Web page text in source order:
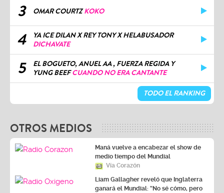
3 OMAR COURTZKOKO
4
YA ICE DILAN X REY TONY X HELABUSADOR
DICHAVATE
5
EL BOGUETO, ANUEL AA , FUERZA REGIDA Y
YUNG BEEFCUANDO NO ERA CANTANTE
TODO EL RANKING
OTROS MEDIOS
Maná vuelve a encabezar el show de
medio tiempo del Mundial
Vía Corazón
Liam Gallagher reveló que Inglaterra
ganará el Mundial: “No sé cómo, pero